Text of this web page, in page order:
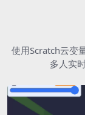
使用Scratch云变
多人实